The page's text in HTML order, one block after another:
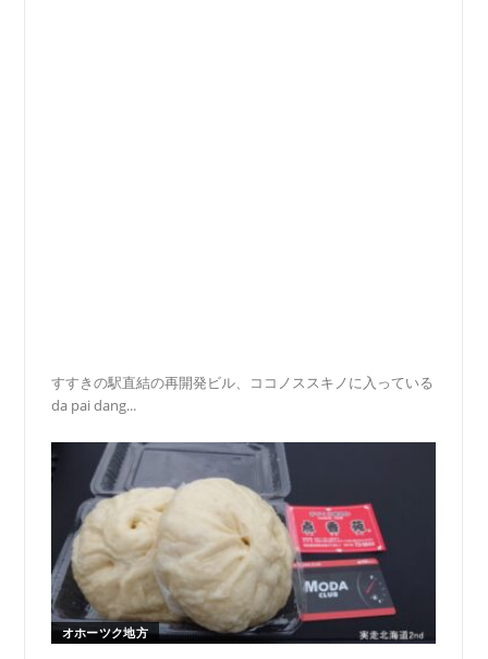
すすきの駅直結の再開発ビル、ココノススキノに入っている
da pai dang...
オホーツク地方